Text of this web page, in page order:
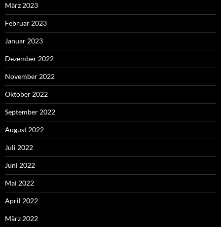
März 2023
Februar 2023
Januar 2023
Dezember 2022
November 2022
Oktober 2022
September 2022
August 2022
Juli 2022
Juni 2022
Mai 2022
April 2022
März 2022